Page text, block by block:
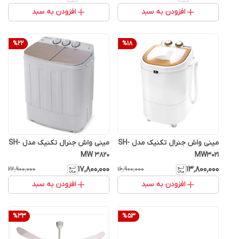
افزودن به سبد افزودن به سبد
%18
مینی واش جنرال تکنیک مدل SH-
MW3021
۱۳٬۸۰۰٬۰۰۰ ۱۶٬۹۰۰٬۰۰۰
افزودن به سبد
%22
مینی واش جنرال تکنیک مدل SH-
MW 3820
۱۷٬۸۰۰٬۰۰۰ ۲۲٬۹۰۰٬۰۰۰
افزودن به سبد
%53
%33